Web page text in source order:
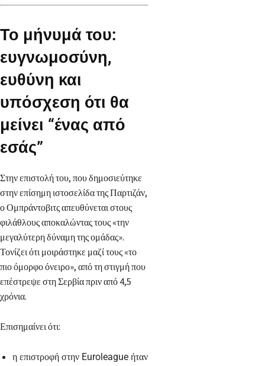
Το μήνυμά του:
ευγνωμοσύνη,
ευθύνη και
υπόσχεση ότι θα
μείνει “ένας από
εσάς”
Στην επιστολή του, που δημοσιεύτηκε
στην επίσημη ιστοσελίδα της Παρτιζάν,
ο Ομπράντοβιτς απευθύνεται στους
φιλάθλους αποκαλώντας τους «την
μεγαλύτερη δύναμη της ομάδας».
Τονίζει ότι μοιράστηκε μαζί τους «το
πιο όμορφο όνειρο», από τη στιγμή που
επέστρεψε στη Σερβία πριν από 4,5
χρόνια.
Επισημαίνει ότι:
η επιστροφή στην Euroleague ήταν